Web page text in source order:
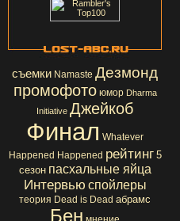
съемки Namaste Дезмонд
промофото юмор Dharma
Initiative Джейкоб
Финал Whatever
Happened Happened рейтинг 5
сезон пасхальные яйца
Интервью спойлеры
теория Dead is Dead абрамс
Бен